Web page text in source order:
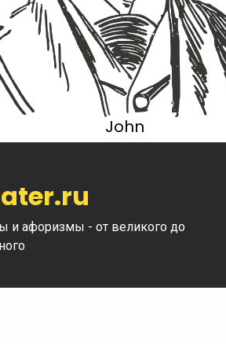
John
и афоризмы - от великого до